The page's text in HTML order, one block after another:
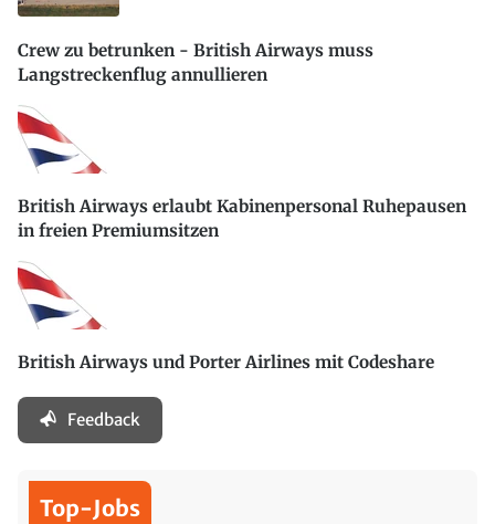
Crew zu betrunken - British Airways muss
Langstreckenflug annullieren
British Airways erlaubt Kabinenpersonal Ruhepausen
in freien Premiumsitzen
British Airways und Porter Airlines mit Codeshare
Feedback
Top-Jobs